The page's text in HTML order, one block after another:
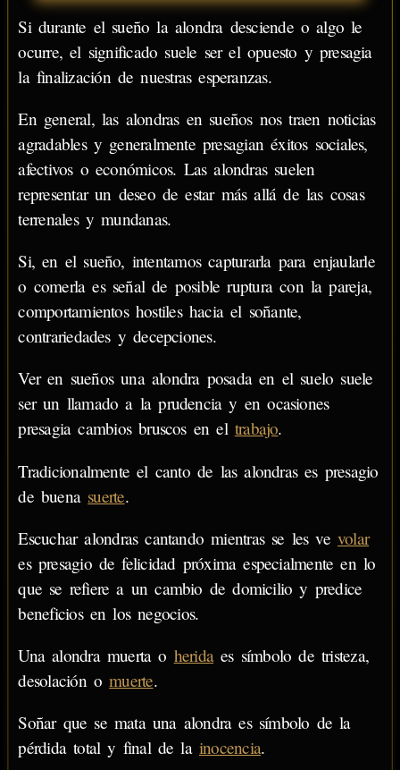
Si durante el sueño la alondra desciende o algo le
ocurre, el significado suele ser el opuesto y presagia
la finalización de nuestras esperanzas.
En general, las alondras en sueños nos traen noticias
agradables y generalmente presagian éxitos sociales,
afectivos o económicos. Las alondras suelen
representar un deseo de estar más allá de las cosas
terrenales y mundanas.
Si, en el sueño, intentamos capturarla para enjaularle
o comerla es señal de posible ruptura con la pareja,
comportamientos hostiles hacia el soñante,
contrariedades y decepciones.
Ver en sueños una alondra posada en el suelo suele
ser un llamado a la prudencia y en ocasiones
presagia cambios bruscos en el trabajo.
Tradicionalmente el canto de las alondras es presagio
de buena suerte.
Escuchar alondras cantando mientras se les vevolar
es presagio de felicidad próxima especialmente en lo
que se refiere a un cambio de domicilio y predice
beneficios en los negocios.
Una alondra muerta o heridaes símbolo de tristeza,
desolación omuerte.
Soñar que se mata una alondra es símbolo de la
pérdida total y final de la inocencia.